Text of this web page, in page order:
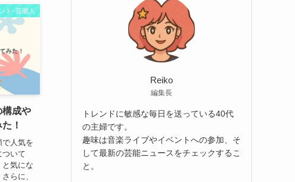
ト･芸能人
構成や
！
人気を
ついて
と気にな
らに、
Reiko
編集長
トレンドに敏感な毎日を送っている40代
の主婦です。
趣味は音楽ライブやイベントへの参加、そ
して最新の芸能ニュースをチェックするこ
と。